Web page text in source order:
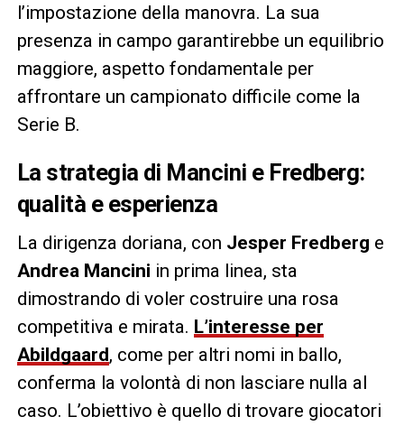
l’impostazione della manovra. La sua
presenza in campo garantirebbe un equilibrio
maggiore, aspetto fondamentale per
affrontare un campionato difficile come la
Serie B.
La strategia di Mancini e Fredberg:
qualità e esperienza
La dirigenza doriana, con Jesper Fredberg e
Andrea Mancini in prima linea, sta
dimostrando di voler costruire una rosa
competitiva e mirata. L’interesse per
Abildgaard, come per altri nomi in ballo,
conferma la volontà di non lasciare nulla al
caso. L’obiettivo è quello di trovare giocatori